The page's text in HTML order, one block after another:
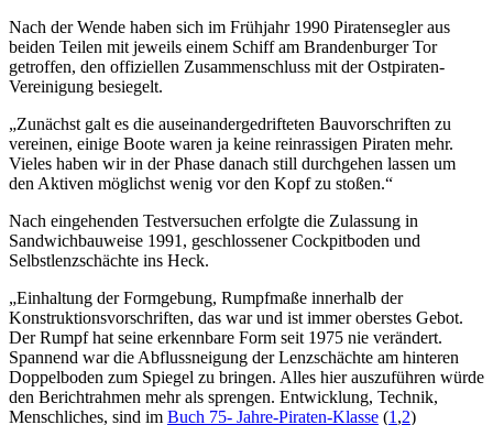
Nach der Wende haben sich im Frühjahr 1990 Piratensegler aus
beiden Teilen mit jeweils einem Schiff am Brandenburger Tor
getroffen, den offiziellen Zusammenschluss mit der Ostpiraten-
Vereinigung besiegelt.
„Zunächst galt es die auseinandergedrifteten Bauvorschriften zu
vereinen, einige Boote waren ja keine reinrassigen Piraten mehr.
Vieles haben wir in der Phase danach still durchgehen lassen um
den Aktiven möglichst wenig vor den Kopf zu stoßen.“
Nach eingehenden Testversuchen erfolgte die Zulassung in
Sandwichbauweise 1991, geschlossener Cockpitboden und
Selbstlenzschächte ins Heck.
„Einhaltung der Formgebung, Rumpfmaße innerhalb der
Konstruktionsvorschriften, das war und ist immer oberstes Gebot.
Der Rumpf hat seine erkennbare Form seit 1975 nie verändert.
Spannend war die Abflussneigung der Lenzschächte am hinteren
Doppelboden zum Spiegel zu bringen. Alles hier auszuführen würde
den Berichtrahmen mehr als sprengen. Entwicklung, Technik,
Menschliches, sind im Buch 75- Jahre-Piraten-Klasse (1 ,2)